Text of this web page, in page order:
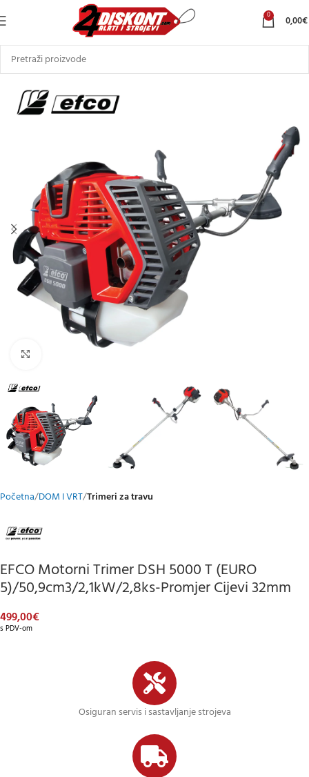
0 0,00€
Početna DOM I VRT Trimeri za travu
EFCO Motorni Trimer DSH 5000 T (EURO
5)/50,9cm3/2,1kW/2,8ks-Promjer Cijevi 32mm
499,00€
s PDV-om
Osiguran servis i sastavljanje strojeva